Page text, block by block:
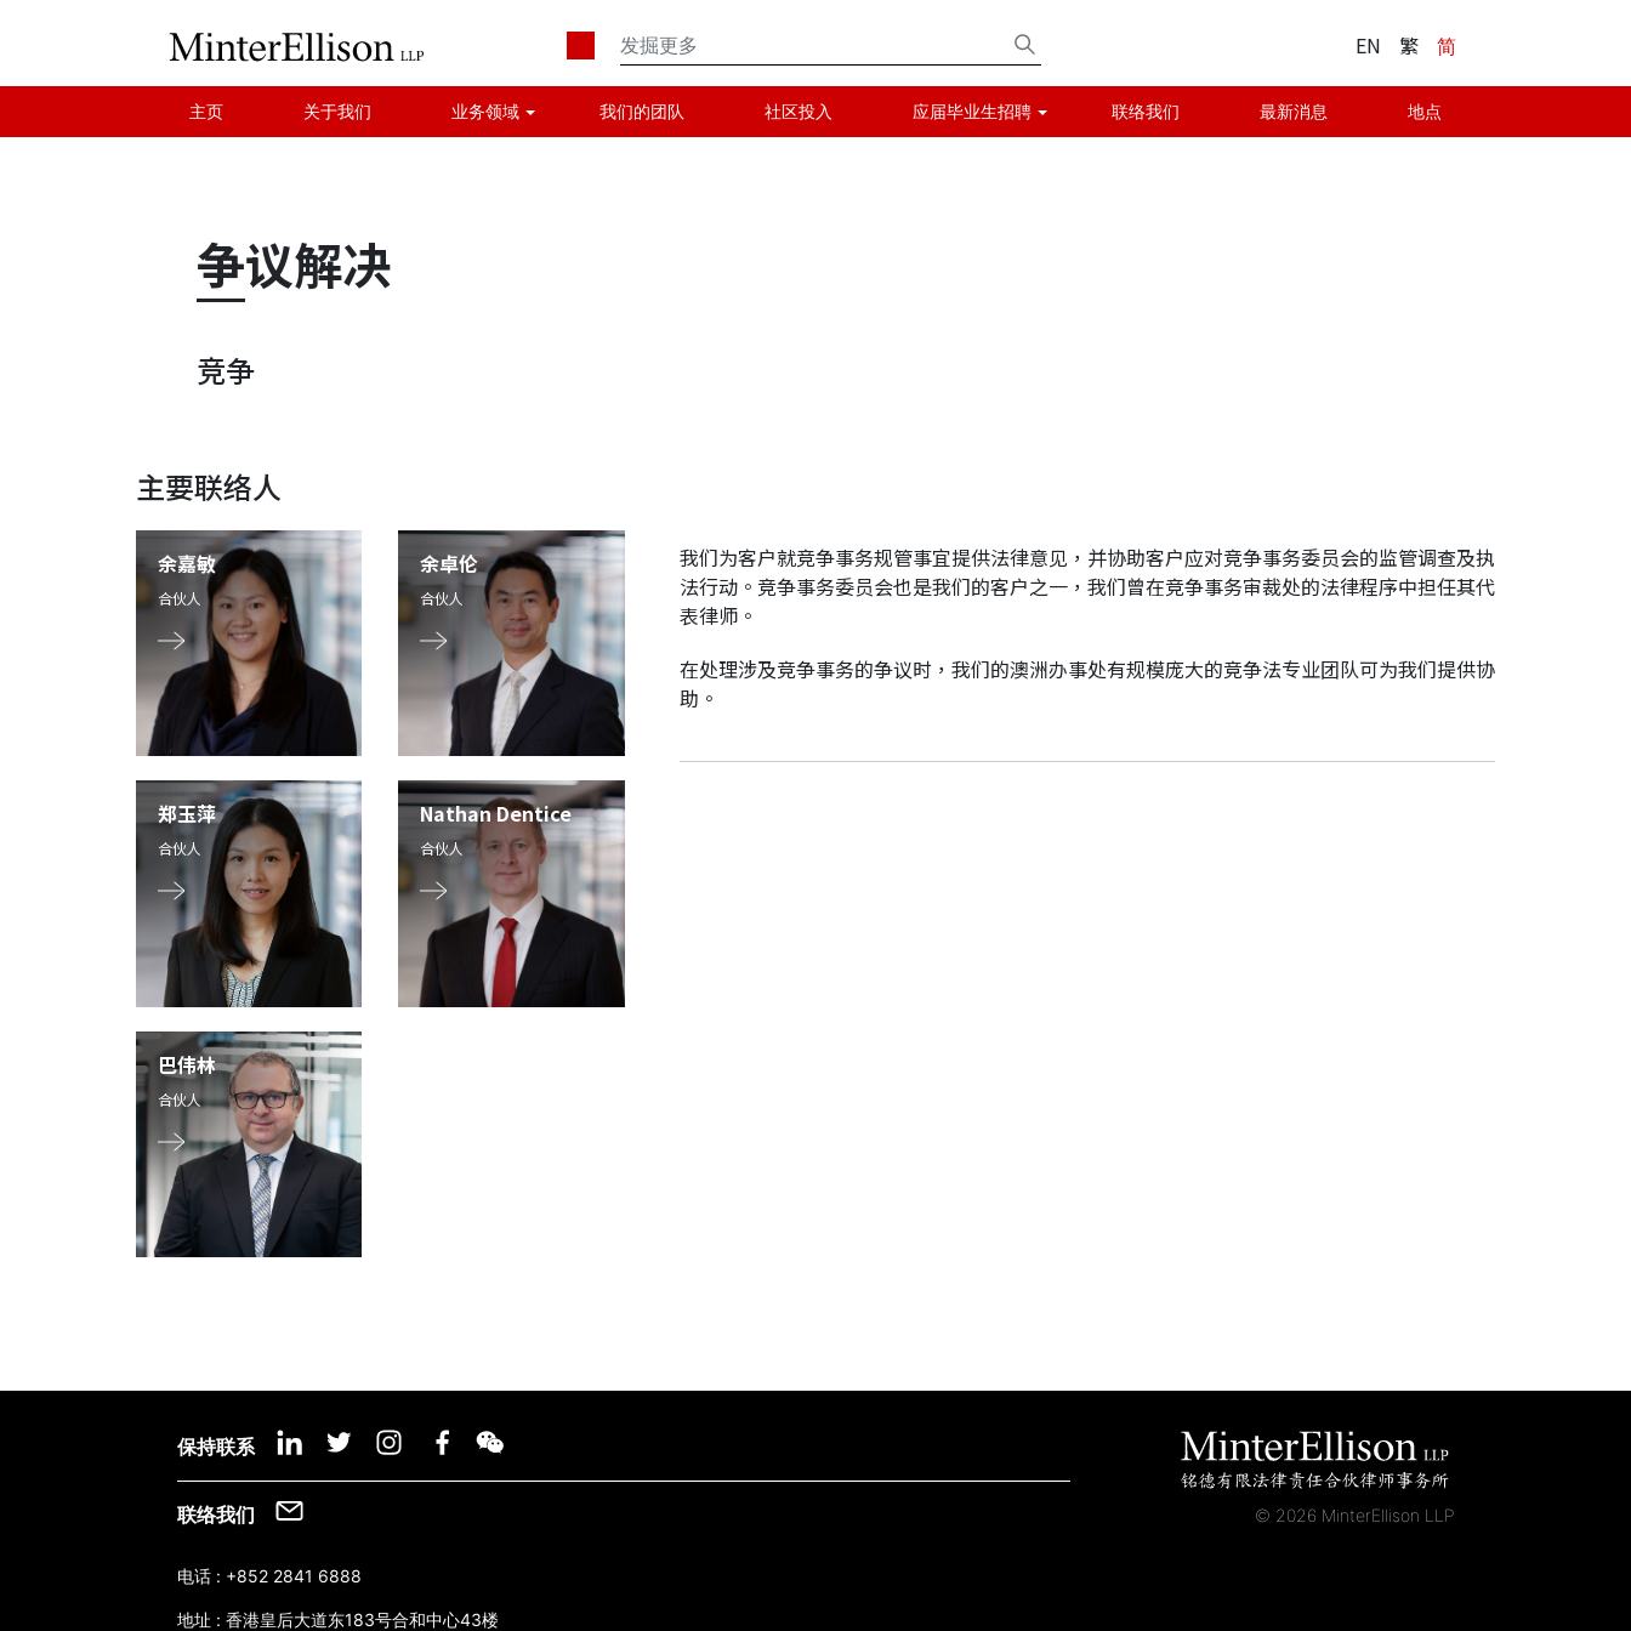
EN 繁 简
主页 关于我们 业务领域 我们的团队 社区投入 应届毕业生招聘 联络我们 最新消息 地点
争议解决
竞争
主要联络人
余嘉敏
合伙人
余卓伦
合伙人
郑玉萍
合伙人
Nathan Dentice
合伙人
巴伟林
合伙人
我们为客户就竞争事务规管事宜提供法律意见，并协助客户应对竞争事务委员会的监管调查及执
法行动。竞争事务委员会也是我们的客户之一，我们曾在竞争事务审裁处的法律程序中担任其代
表律师。
在处理涉及竞争事务的争议时，我们的澳洲办事处有规模庞大的竞争法专业团队可为我们提供协
助。
© 2026 MinterEllison LLP
保持联系
联络我们
电话 : +852 2841 6888
地址 :香港皇后大道东183号合和中心43楼